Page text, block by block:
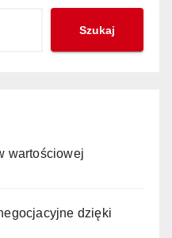
Szukaj
wartościowej
dzięki